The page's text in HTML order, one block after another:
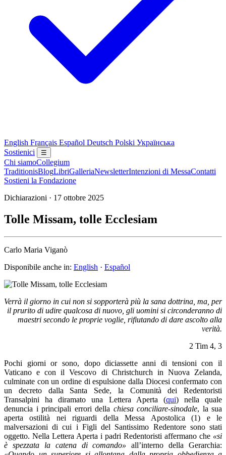
English Français Español Deutsch Polski Українська
Sostienici
☰
Chi siamoCollegium
TraditionisBlogLibriGalleriaNewsletterIntenzioni di MessaContatti
Sostieni la Fondazione
Dichiarazioni · 17 ottobre 2025
Tolle Missam, tolle Ecclesiam
Carlo Maria Viganò
Disponibile anche in: English · Español
Verrà il giorno in cui non si sopporterà più la sana dottrina, ma, per
il prurito di udire qualcosa di nuovo, gli uomini si circonderanno di
maestri secondo le proprie voglie, rifiutando di dare ascolto alla
verità.
2 Tim 4, 3
Pochi giorni or sono, dopo diciassette anni di tensioni con il
Vaticano e con il Vescovo di Christchurch in Nuova Zelanda,
culminate con un ordine di espulsione dalla Diocesi confermato con
un decreto dalla Santa Sede, la Comunità dei Redentoristi
Transalpini ha diramato una Lettera Aperta (qui) nella quale
denuncia i principali errori della chiesa conciliare-sinodale, la sua
aperta ostilità nei riguardi della Messa Apostolica (1) e le
malversazioni di cui i Figli del Santissimo Redentore sono stati
oggetto. Nella Lettera Aperta i padri Redentoristi affermano che «si
è spezzata la catena di comando» all’interno della Gerarchia: